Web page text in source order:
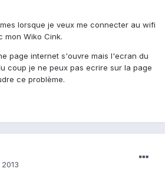
lorsque je veux me connecter au wifi
mon Wiko Cink.
page internet s'ouvre mais l'ecran du
coup je ne peux pas ecrire sur la page
ce problème.